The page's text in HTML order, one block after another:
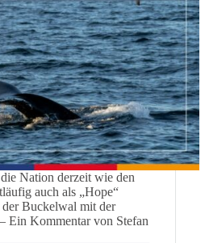
Nation derzeit wie den
auch als „Hope“
Buckelwal mit der
Ein Kommentar von Stefan